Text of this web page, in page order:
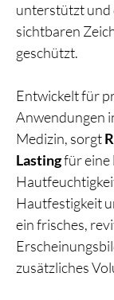
unterstützt und
sichtbaren
geschützt.
Entwickelt für
Anwendungen
Medizin, sorgt
Lastingfür eine
Hautfestigkeit
ein frisches,
zusätzliches